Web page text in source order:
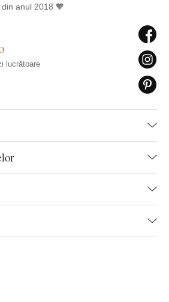
anul 2018 🧡
lucrătoare